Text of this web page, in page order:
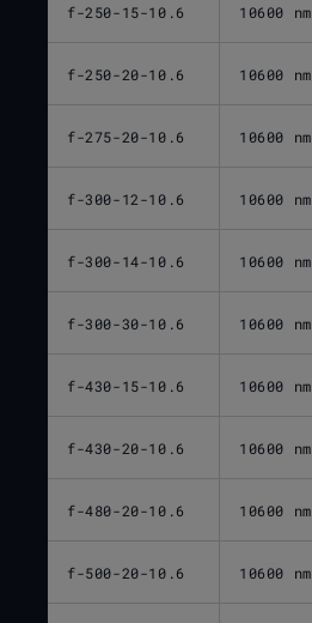
f-250-15-10.6 10600 nm
f-250-20-10.6 10600 nm
f-275-20-10.6 10600 nm
f-300-12-10.6 10600 nm
f-300-14-10.6 10600 nm
f-300-30-10.6 10600 nm
f-430-15-10.6 10600 nm
f-430-20-10.6 10600 nm
f-480-20-10.6 10600 nm
f-500-20-10.6 10600 nm